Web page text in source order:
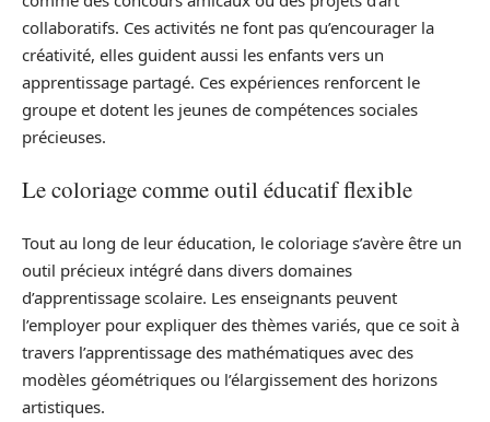
collaboratifs. Ces activités ne font pas qu’encourager la
créativité, elles guident aussi les enfants vers un
apprentissage partagé. Ces expériences renforcent le
groupe et dotent les jeunes de compétences sociales
précieuses.
Le coloriage comme outil éducatif flexible
Tout au long de leur éducation, le coloriage s’avère être un
outil précieux intégré dans divers domaines
d’apprentissage scolaire. Les enseignants peuvent
l’employer pour expliquer des thèmes variés, que ce soit à
travers l’apprentissage des mathématiques avec des
modèles géométriques ou l’élargissement des horizons
artistiques.